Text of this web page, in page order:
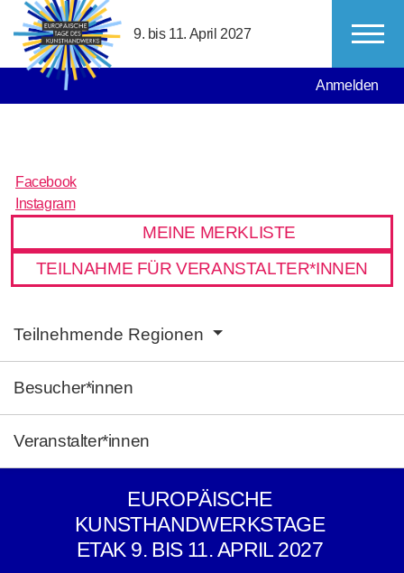
Direkt zum Inhalt
9. bis 11. April 2027
MAIN NAVIGATION USER
Anmelden
FacebookFacebook
InstagramInstagram
MEINE MERKLISTE
TEILNAHME FÜR VERANSTALTER*INNEN
Teilnehmende Regionen
Besucher*innen
Veranstalter*innen
EUROPÄISCHE
KUNSTHANDWERKSTAGE
ETAK 9. BIS 11. APRIL 2027